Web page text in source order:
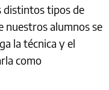
distintos tipos de
nuestros alumnos se
la técnica y el
como